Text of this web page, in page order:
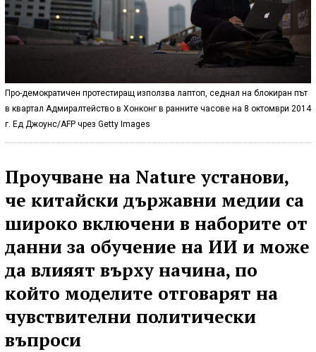
Про-демократичен протестиращ използва лаптоп, седнал на блокиран път
в квартал Адмиралтейство в Хонконг в ранните часове на 8 октомври 2014
г. Ед Джоунс/AFP чрез Getty Images
Проучване на Nature установи,
че китайски държавни медии са
широко включени в наборите от
данни за обучение на ИИ и може
да влияят върху начина, по
който моделите отговарят на
чувствителни политически
въпроси